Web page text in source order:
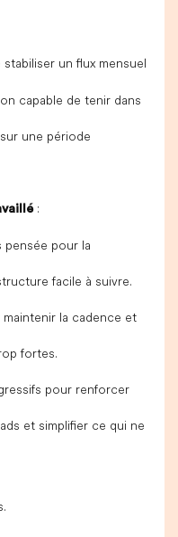
stabiliser un flux mensuel
capable de tenir dans
une période
:
pensée pour la
facile à suivre.
la cadence et
fortes.
pour renforcer
et simplifier ce qui ne